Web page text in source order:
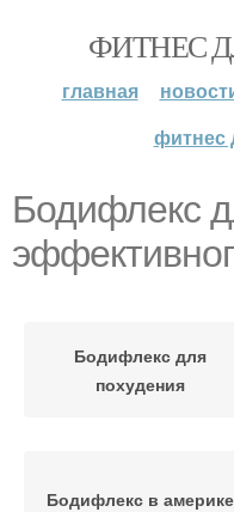
ФИТНЕС
главная
фитнес
Бодифлекс
Бодифлекс для
похудения
Бодифлекс в америке